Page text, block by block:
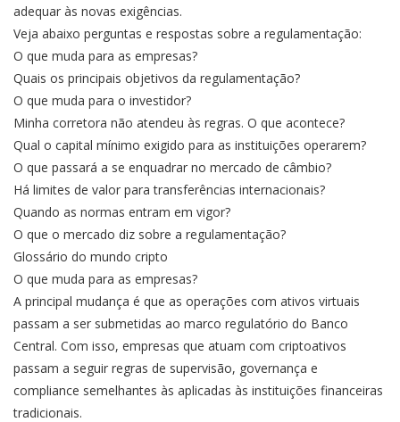
adequar às novas exigências.
Veja abaixo perguntas e respostas sobre a regulamentação:
O que muda para as empresas?
Quais os principais objetivos da regulamentação?
O que muda para o investidor?
Minha corretora não atendeu às regras. O que acontece?
Qual o capital mínimo exigido para as instituições operarem?
O que passará a se enquadrar no mercado de câmbio?
Há limites de valor para transferências internacionais?
Quando as normas entram em vigor?
O que o mercado diz sobre a regulamentação?
Glossário do mundo cripto
O que muda para as empresas?
A principal mudança é que as operações com ativos virtuais
passam a ser submetidas ao marco regulatório do Banco
Central. Com isso, empresas que atuam com criptoativos
passam a seguir regras de supervisão, governança e
compliance semelhantes às aplicadas às instituições financeiras
tradicionais.